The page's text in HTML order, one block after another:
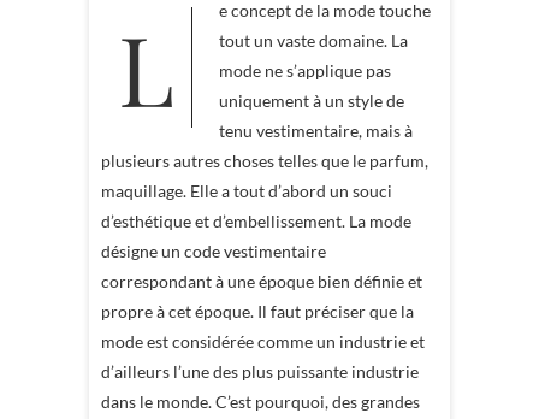
Le concept de la mode touche
tout un vaste domaine. La
mode ne s’applique pas
uniquement à un style de
tenu vestimentaire, mais à
plusieurs autres choses telles que le parfum,
maquillage. Elle a tout d’abord un souci
d’esthétique et d’embellissement. La mode
désigne un code vestimentaire
correspondant à une époque bien définie et
propre à cet époque. Il faut préciser que la
mode est considérée comme un industrie et
d’ailleurs l’une des plus puissante industrie
dans le monde. C’est pourquoi, des grandes